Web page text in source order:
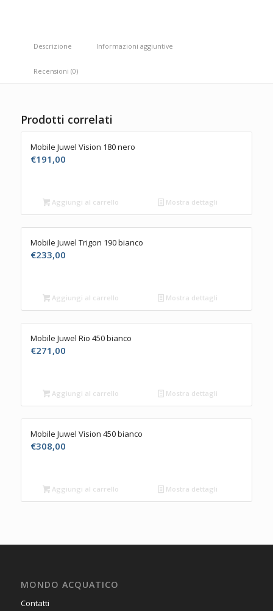
Descrizione Informazioni aggiuntive
Recensioni (0)
Prodotti correlati
Mobile Juwel Vision 180 nero
€191,00
Aggiungi al carrello Mostra dettagli
Mobile Juwel Trigon 190 bianco
€233,00
Aggiungi al carrello Mostra dettagli
Mobile Juwel Rio 450 bianco
€271,00
Aggiungi al carrello Mostra dettagli
Mobile Juwel Vision 450 bianco
€308,00
Aggiungi al carrello Mostra dettagli
MONDO ACQUATICO
Contatti